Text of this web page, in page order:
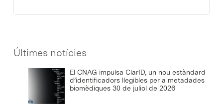
Últimes notícies
El CNAG impulsa ClarID, un nou estàndard
d’identificadors llegibles per a metadades
biomèdiques 30 de juliol de 2026